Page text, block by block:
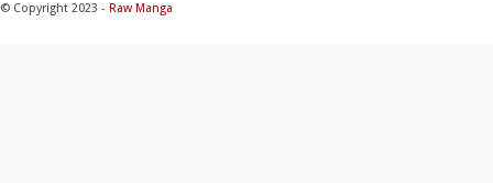
© Copyright 2023 - Raw Manga